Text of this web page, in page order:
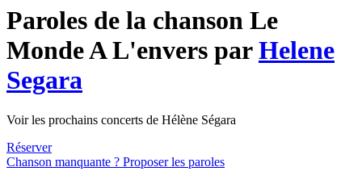
Paroles de la chanson Le
Monde A L'envers parHelene
Segara
Voir les prochains concerts de Hélène Ségara
Réserver
Chanson manquante ? Proposer les paroles